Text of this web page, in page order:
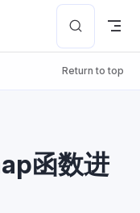
Return to top
函数进